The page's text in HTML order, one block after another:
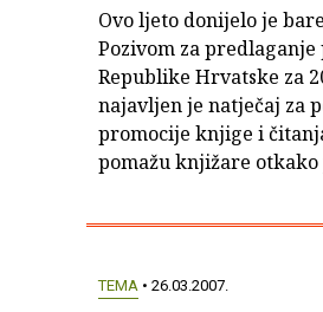
Ovo ljeto donijelo je
Pozivom za
Republike Hrvatske za
najavljen je natječaj za
promocije knjige i
pomažu knjižare
TEMA• 26.03.2007.